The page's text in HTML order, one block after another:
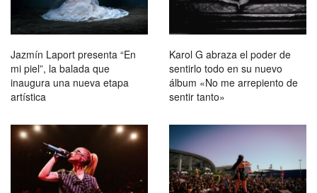
Jazmín Laport presenta “En
mi piel”, la balada que
inaugura una nueva etapa
artística
Karol G abraza el poder de
sentirlo todo en su nuevo
álbum «No me arrepiento de
sentir tanto»